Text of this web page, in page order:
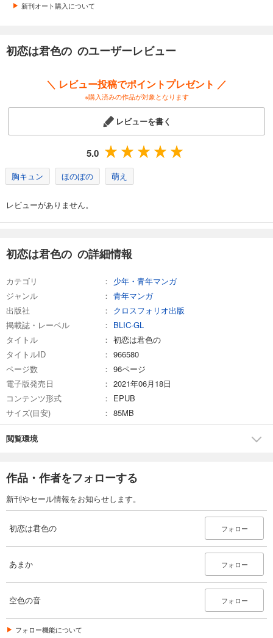
新刊オート購入について
初恋は君色の のユーザーレビュー
＼ レビュー投稿でポイントプレゼント ／
※購入済みの作品が対象となります
レビューを書く
5.0
胸キュン ほのぼの 萌え
レビューがありません。
初恋は君色の の詳細情報
カテゴリ
少年・青年マンガ
ジャンル
青年マンガ
出版社
クロスフォリオ出版
掲載誌・レーベル
BLIC-GL
タイトル
初恋は君色の
タイトルID
966580
ページ数
96ページ
電子版発売日
2021年06月18日
コンテンツ形式
EPUB
サイズ(目安)
85MB
閲覧環境
作品・作者をフォローする
新刊やセール情報をお知らせします。
初恋は君色の フォロー
あまか フォロー
空色の音 フォロー
フォロー機能について